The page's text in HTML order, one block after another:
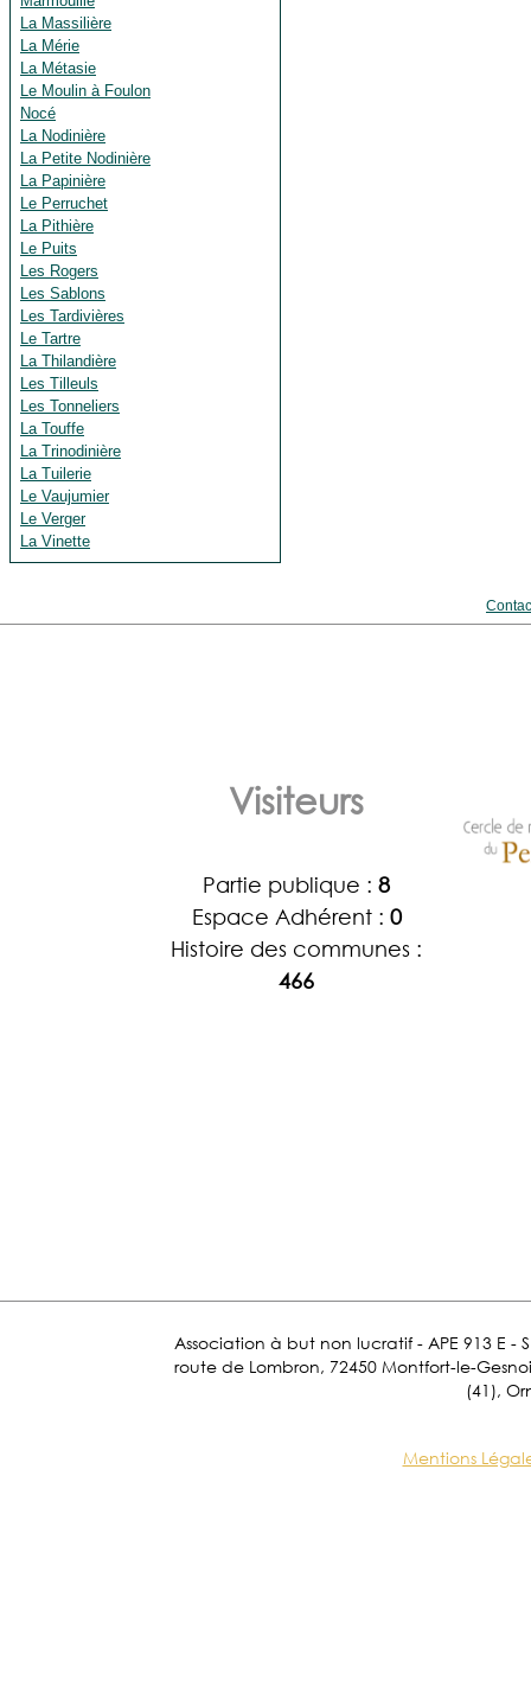
La Massilière
La Mérie
La Métasie
Le Moulin à Foulon
Nocé
La Nodinière
La Petite Nodinière
La Papinière
Le Perruchet
La Pithière
Le Puits
Les Rogers
Les Sablons
Les Tardivières
Le Tartre
La Thilandière
Les Tilleuls
Les Tonneliers
La Touffe
La Trinodinière
La Tuilerie
Le Vaujumier
Le Verger
La Vinette
Visiteurs
Partie publique : 8
Espace Adhérent : 0
Histoire des communes :
466
Association à but non lucratif - APE 913 E -
route de Lombron, 72450 Montfort-le-
(41),
Mentions